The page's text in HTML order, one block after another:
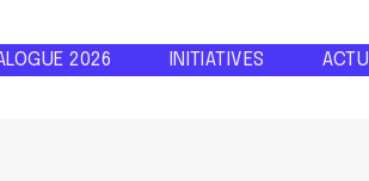
2026 INITIATIVES ACTU